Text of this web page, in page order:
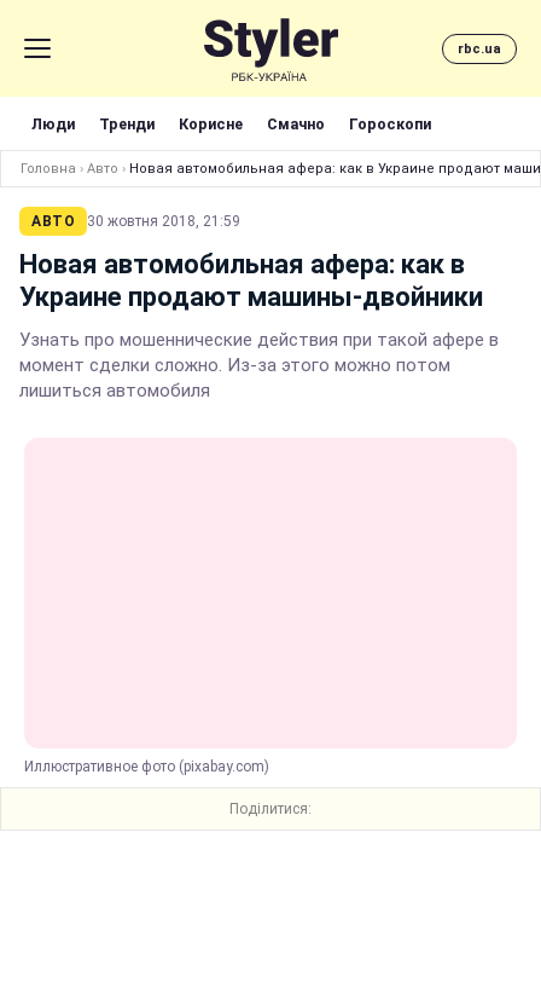
rbc.ua
Люди Тренди Корисне Смачно Гороскопи
Головна › Авто › Новая автомобильная афера: как в Украине продают
АВТО 30 жовтня 2018, 21:59
Новая автомобильная афера: как в
Украине продают машины-двойники
Узнать про мошеннические действия при такой афере в
момент сделки сложно. Из-за этого можно потом
лишиться автомобиля
Иллюстративное фото (pixabay.com)
Поділитися: